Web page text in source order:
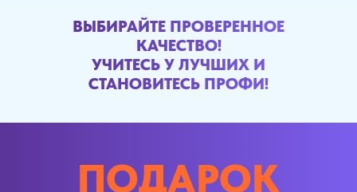
ВЫБИРАЙТЕ ПРОВЕРЕННОЕ
КАЧЕСТВО!
УЧИТЕСЬ У ЛУЧШИХ И
СТАНОВИТЕСЬ ПРОФИ!
ПОДАРОК